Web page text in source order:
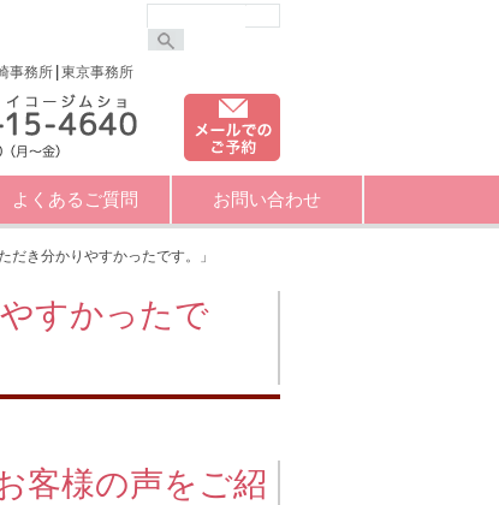
事務所 東京事務所
よくあるご質問 お問い合わせ
だき分かりやすかったです。」
すかったで
客様の声をご紹